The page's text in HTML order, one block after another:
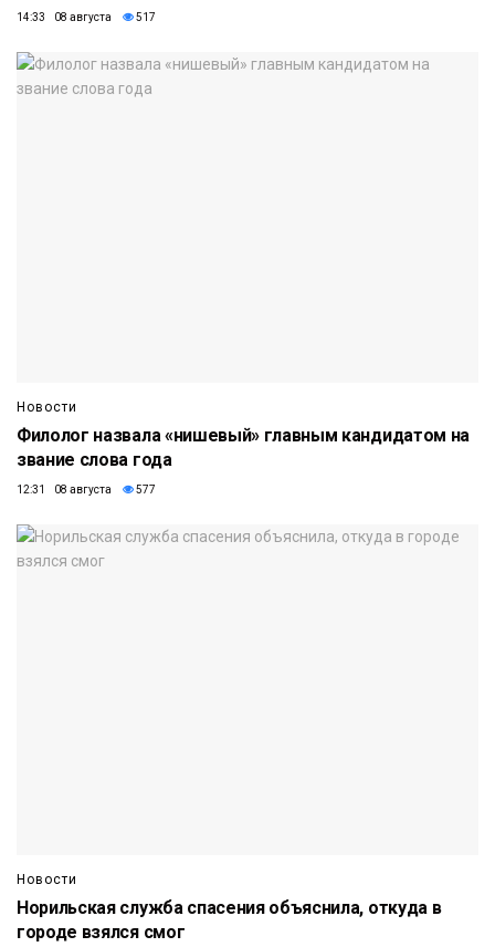
14:33 08 августа 517
Новости
Филолог назвала «нишевый» главным кандидатом на
звание слова года
12:31 08 августа 577
Новости
Норильская служба спасения объяснила, откуда в
городе взялся смог